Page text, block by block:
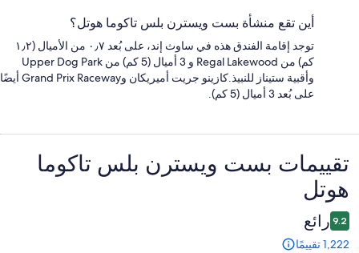
أين تقع منشأة بست ويسترن بلس تاكوما هوتل؟
توجد إقامة الفندق هذه في ساوث إند، على بُعد ٠٫٧ من الأميال (١٫٢
كم) من Regal Lakewood و 3 أميال (5 كم) من Upper Dog Park
وأقبية ستيناز للنبيذ.كازينو جريت أميريكان وGrand Prix Raceway أيضًا
على بُعد 3 أميال (5 كم).
التقييمات تقييمات ⁦بست ويسترن بلس تاكوما
هوتل⁩
9.2 رائع
1,222 تقييمًا